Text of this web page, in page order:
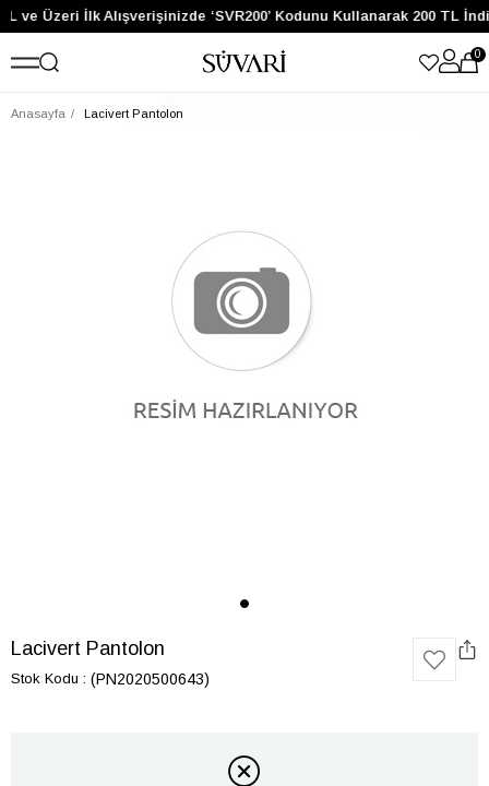
ve Üzeri İlk Alışverişinizde ‘SVR200’ Kodunu Kullanarak 200 TL
0
Anasayfa Lacivert Pantolon
Lacivert Pantolon
Stok Kodu (PN2020500643)